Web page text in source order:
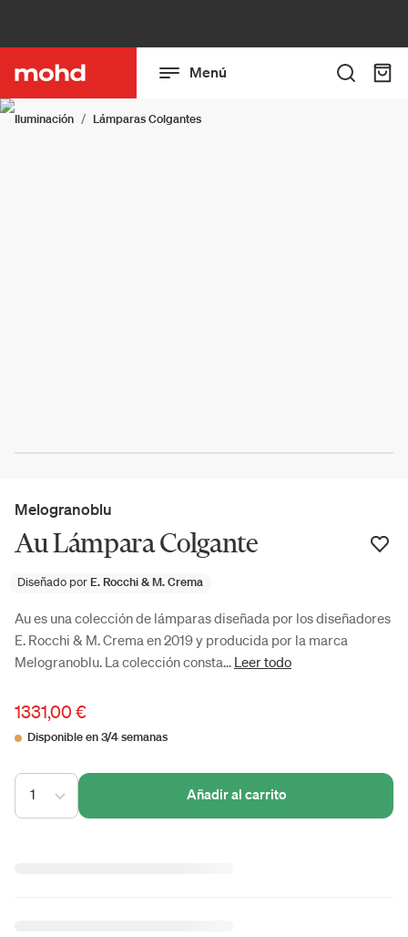
Menú
Iluminación Lámparas Colgantes
Melogranoblu
Au Lámpara Colgante
Diseñado por E. Rocchi & M. Crema
Au es una colección de lámparas diseñada por los diseñadores
E. Rocchi & M. Crema en 2019 y producida por la marca
Melogranoblu. La colección consta... Leer todo
1331,00 €
Disponible en 3/4 semanas
1 Añadir al carrito